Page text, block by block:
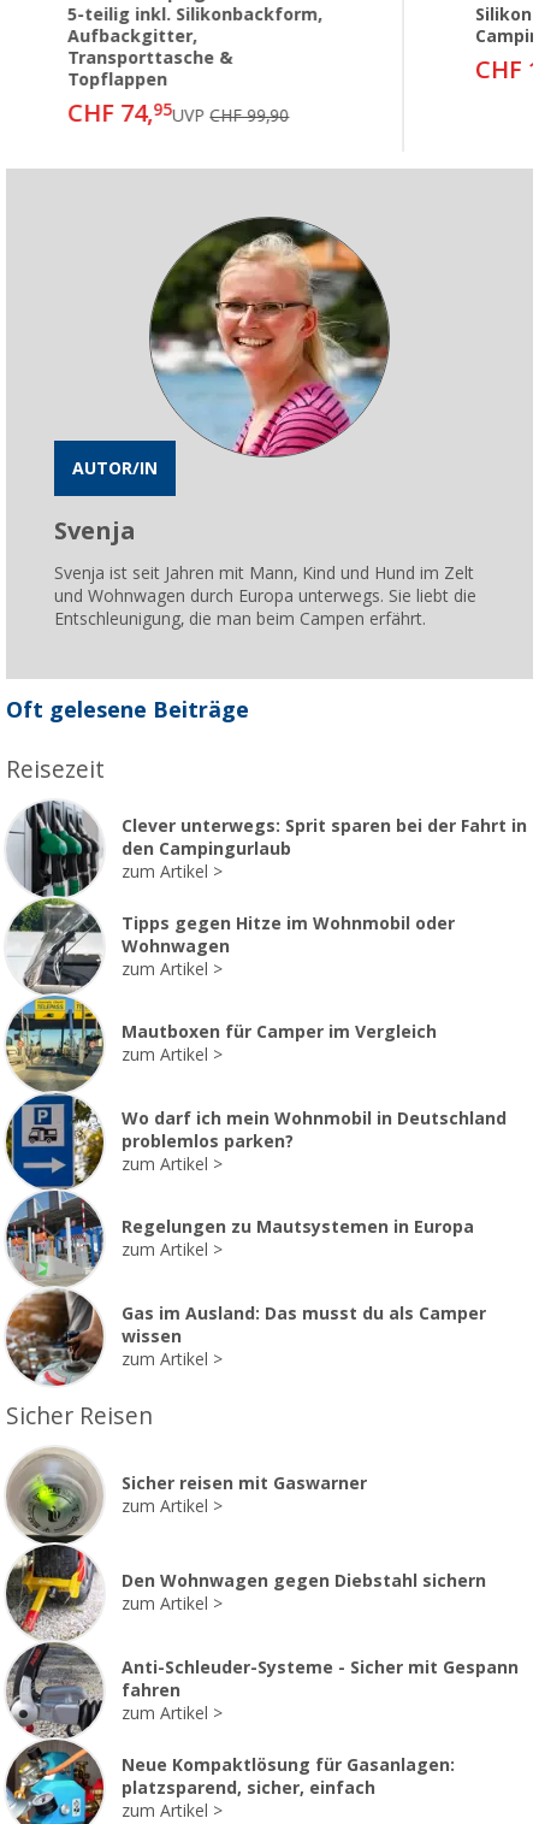
5-teilig inkl. Silikonbackform,
Aufbackgitter,
Transporttasche &
Topflappen
CHF 74,95UVPCHF 99,90
CHF
AUTOR/IN
Svenja
Svenja ist seit Jahren mit Mann, Kind und Hund im Zelt
und Wohnwagen durch Europa unterwegs. Sie liebt die
Entschleunigung, die man beim Campen erfährt.
Oft gelesene Beiträge
Reisezeit
Clever unterwegs: Sprit sparen bei der Fahrt in
den Campingurlaub
zum Artikel
Tipps gegen Hitze im Wohnmobil oder
Wohnwagen
zum Artikel
Mautboxen für Camper im Vergleich
zum Artikel
Wo darf ich mein Wohnmobil in Deutschland
problemlos parken?
zum Artikel
Regelungen zu Mautsystemen in Europa
zum Artikel
Gas im Ausland: Das musst du als Camper
wissen
zum Artikel
Sicher Reisen
Sicher reisen mit Gaswarner
zum Artikel
Den Wohnwagen gegen Diebstahl sichern
zum Artikel
Anti-Schleuder-Systeme - Sicher mit Gespann
fahren
zum Artikel
Neue Kompaktlösung für Gasanlagen:
platzsparend, sicher, einfach
zum Artikel